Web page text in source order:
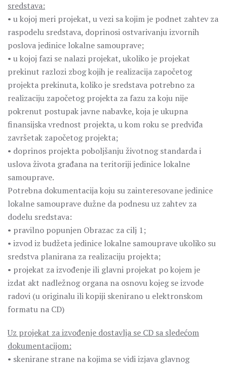
sredstava:
• u kojoj meri projekat, u vezi sa kojim je podnet zahtev za
raspodelu sredstava, doprinosi ostvarivanju izvornih
poslova jedinice lokalne samouprave;
• u kojoj fazi se nalazi projekat, ukoliko je projekat
prekinut razlozi zbog kojih je realizacija započetog
projekta prekinuta, koliko je sredstava potrebno za
realizaciju započetog projekta za fazu za koju nije
pokrenut postupak javne nabavke, koja je ukupna
finansijska vrednost projekta, u kom roku se predviđa
završetak započetog projekta;
• doprinos projekta poboljšanju životnog standarda i
uslova života građana na teritoriji jedinice lokalne
samouprave.
Potrebna dokumentacija koju su zainteresovane jedinice
lokalne samouprave dužne da podnesu uz zahtev za
dodelu sredstava:
• pravilno popunjen Obrazac za cilj 1;
• izvod iz budžeta jedinice lokalne samouprave ukoliko su
sredstva planirana za realizaciju projekta;
• projekat za izvođenje ili glavni projekat po kojem je
izdat akt nadležnog organa na osnovu kojeg se izvode
radovi (u originalu ili kopiji skenirano u elektronskom
formatu na CD)
Uz projekat za izvođenje dostavlja se CD sa sledećom
dokumentacijom:
• skenirane strane na kojima se vidi izjava glavnog